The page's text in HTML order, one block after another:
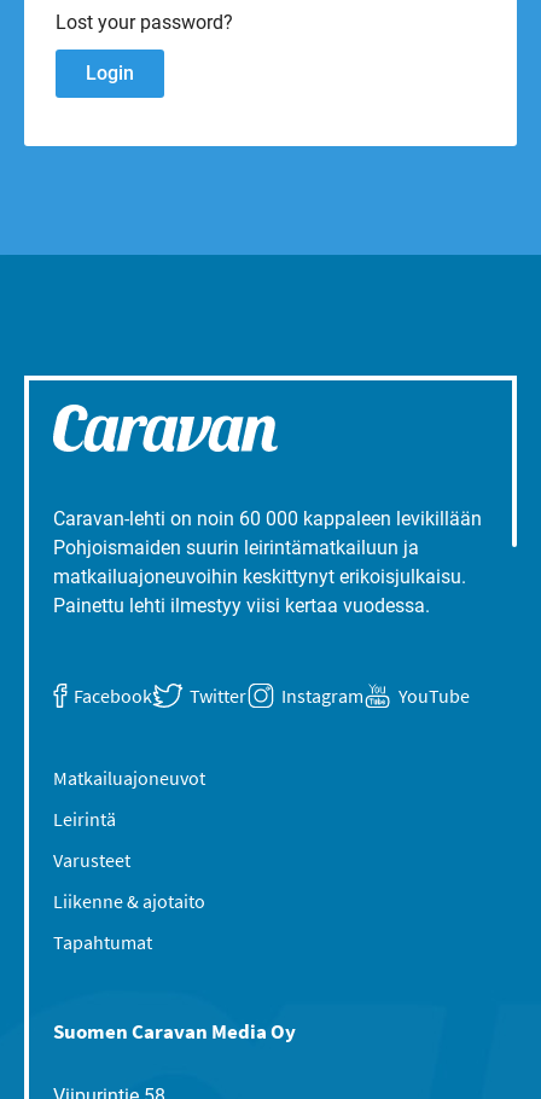
Lost your password?
Caravan-lehti on noin 60 000 kappaleen levikillään
Pohjoismaiden suurin leirintämatkailuun ja
matkailuajoneuvoihin keskittynyt erikoisjulkaisu.
Painettu lehti ilmestyy viisi kertaa vuodessa.
Facebook Twitter Instagram YouTube
Matkailuajoneuvot
Leirintä
Varusteet
Liikenne & ajotaito
Tapahtumat
Suomen Caravan Media Oy